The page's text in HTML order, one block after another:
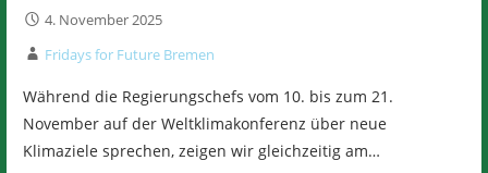
4. November 2025
Fridays for Future Bremen
Während die Regierungschefs vom 10. bis zum 21.
November auf der Weltklimakonferenz über neue
Klimaziele sprechen, zeigen wir gleichzeitig am…